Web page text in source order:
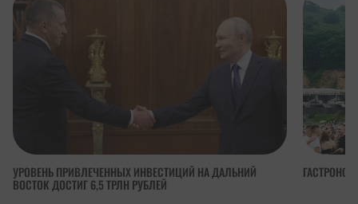
УРОВЕНЬ ПРИВЛЕЧЕННЫХ ИНВЕСТИЦИЙ НА ДАЛЬНИЙ
ВОСТОК ДОСТИГ 6,5 ТРЛН РУБЛЕЙ